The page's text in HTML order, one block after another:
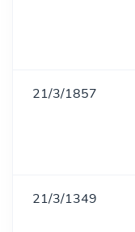
21/3/1857
21/3/1349